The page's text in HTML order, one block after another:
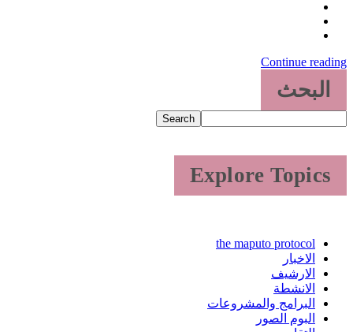
Continue reading
البحث
Search
Explore Topics
the maputo protocol
الاخبار
الارشيف
الانشطة
البرامج والمشروعات
البوم الصور